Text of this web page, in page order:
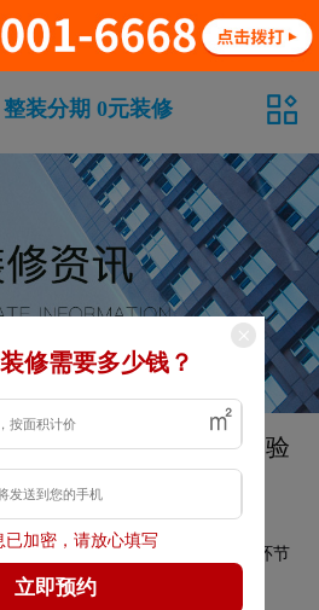
整装分期 0元装修
节来教你如何进行装修验
2022-05-31 10:34:51
收？家博整装从水电泥木油五个环节
修需要多少钱？
已加密，请放心填写